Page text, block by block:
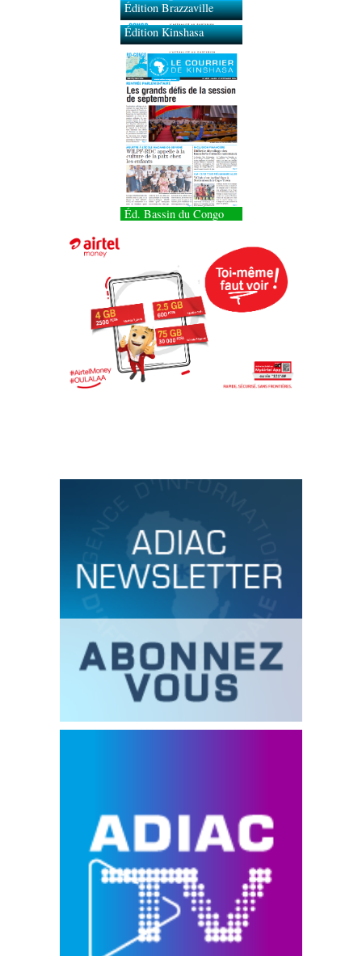
Édition Brazzaville
Édition Kinshasa
Éd. Bassin du Congo